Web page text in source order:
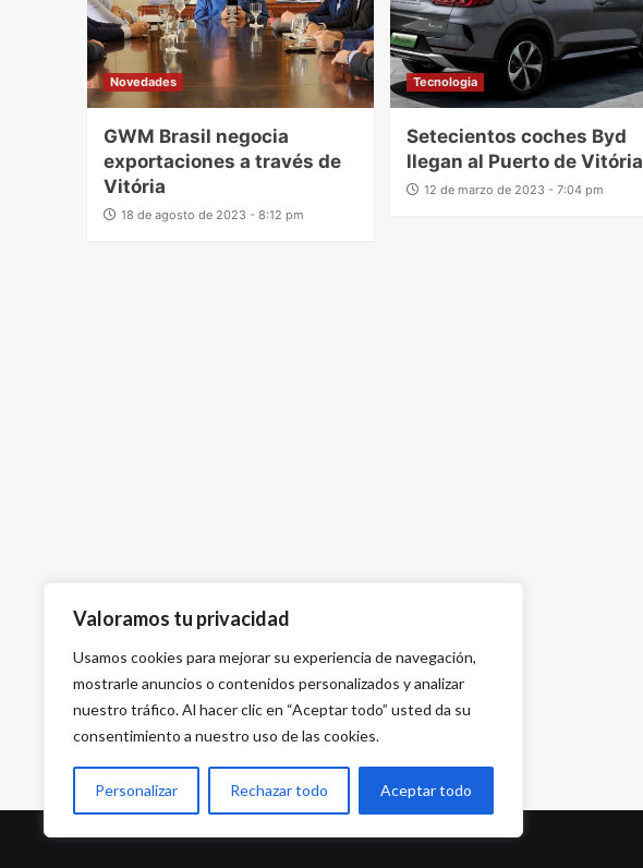
Valoramos tu privacidad
Usamos cookies para mejorar su experiencia de navegación,
mostrarle anuncios o contenidos personalizados y analizar
nuestro tráfico. Al hacer clic en “Aceptar todo” usted da su
consentimiento a nuestro uso de las cookies.
Personalizar Rechazar todo Aceptar todo
Novedades
GWM Brasil negocia
exportaciones a través de
Vitória
18 de agosto de 2023 - 8:12 pm
Tecnologia
Setecientos coches Byd
llegan al Puerto de Vitória
12 de marzo de 2023 - 7:04 pm